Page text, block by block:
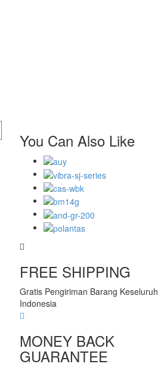
You Can Also Like
FREE SHIPPING
Gratis Pengiriman Barang Keseluruh
Indonesia
MONEY BACK
GUARANTEE